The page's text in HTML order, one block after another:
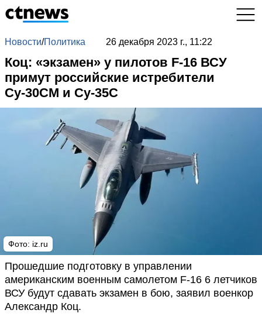
Новости/Политика 26 декабря 2023 г., 11:22
Коц: «экзамен» у пилотов F-16 ВСУ
примут российские истребители
Су-30СМ и Су-35С
Фото: iz.ru
Прошедшие подготовку в управлении
американским военным самолетом F-16 6 летчиков
ВСУ будут сдавать экзамен в бою, заявил военкор
Александр Коц.